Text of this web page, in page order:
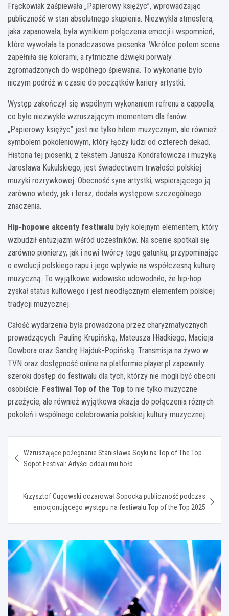
Frąckowiak zaśpiewała „Papierowy księżyc”, wprowadzając
publiczność w stan absolutnego skupienia. Niezwykła atmosfera,
jaka zapanowała, była wynikiem połączenia emocji i wspomnień,
które wywołała ta ponadczasowa piosenka. Wkrótce potem scena
zapełniła się kolorami, a rytmiczne dźwięki porwały
zgromadzonych do wspólnego śpiewania. To wykonanie było
niczym podróż w czasie do początków kariery artystki.
Występ zakończył się wspólnym wykonaniem refrenu a cappella,
co było niezwykle wzruszającym momentem dla fanów.
„Papierowy księżyc” jest nie tylko hitem muzycznym, ale również
symbolem pokoleniowym, który łączy ludzi od czterech dekad.
Historia tej piosenki, z tekstem Janusza Kondratowicza i muzyką
Jarosława Kukulskiego, jest świadectwem trwałości polskiej
muzyki rozrywkowej. Obecność syna artystki, wspierającego ją
zarówno wtedy, jak i teraz, dodała występowi szczególnego
znaczenia.
Hip-hopowe akcenty festiwalu były kolejnym elementem, który
wzbudził entuzjazm wśród uczestników. Na scenie spotkali się
zarówno pionierzy, jak i nowi twórcy tego gatunku, przypominając
o ewolucji polskiego rapu i jego wpływie na współczesną kulturę
muzyczną. To wyjątkowe widowisko udowodniło, że hip-hop
zyskał status kultowego i jest nieodłącznym elementem polskiej
tradycji muzycznej.
Całość wydarzenia była prowadzona przez charyzmatycznych
prowadzących: Paulinę Krupińską, Mateusza Hładkiego, Macieja
Dowbora oraz Sandrę Hajduk-Popińską. Transmisja na żywo w
TVN oraz dostępność online na platformie player.pl zapewniły
szeroki dostęp do festiwalu dla tych, którzy nie mogli być obecni
osobiście. Festiwal Top of the Top to nie tylko muzyczne
przeżycie, ale również wyjątkowa okazja do połączenia różnych
pokoleń i wspólnego celebrowania polskiej kultury muzycznej.
wpisu
Wzruszające pożegnanie Stanisława Soyki na Top of The Top
Sopot Festival: Artyści oddali mu hołd
Krzysztof Cugowski oczarował Sopocką publiczność podczas
emocjonującego występu na festiwalu Top of the Top 2025